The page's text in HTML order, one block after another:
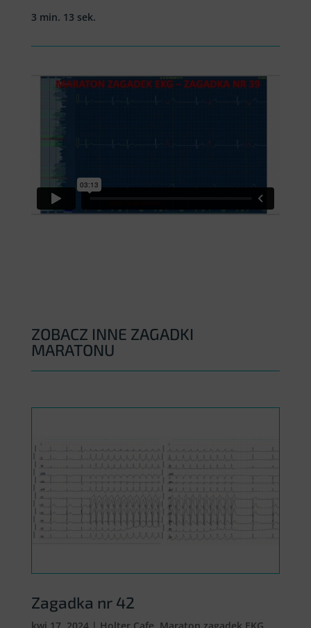
3 min. 13 sek.
ZOBACZ INNE ZAGADKI
MARATONU
Zagadka nr 42